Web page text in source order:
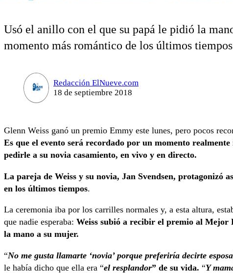
Usó el anillo con el que su papá le pidió la
momento más romántico de los últimos
Redacción ElNueve.com
18 de septiembre 2018
Glenn Weiss ganó un premio Emmy este lunes, pero pocos
Es que el evento será recordado por un momento
pedirle a su novia casamiento, en vivo y en directo.
La pareja de Weiss y su novia, Jan Svendsen, protagonizó
en los últimos tiempos.
La ceremonia iba por los carrilles normales y, a esta altura,
que nadie esperaba: Weiss subió a recibir el premio al Mejor
la mano a su mujer.
“No me gusta llamarte ‘novia’ porque preferiría decirte esposa
le había dicho que ella era “el resplandor” de su vida. “Y